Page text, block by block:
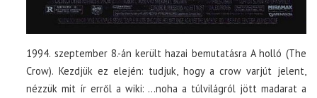
1994. szeptember 8.-án került hazai bemutatásra A holló (The
Crow). Kezdjük ez elején: tudjuk, hogy a crow varjút jelent,
nézzük mit ír erről a wiki: …noha a túlvilágról jött madarat a